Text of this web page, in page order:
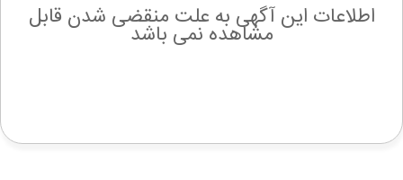
اطلاعات این آگهی به علت منقضی شدن قابل
مشاهده نمی باشد